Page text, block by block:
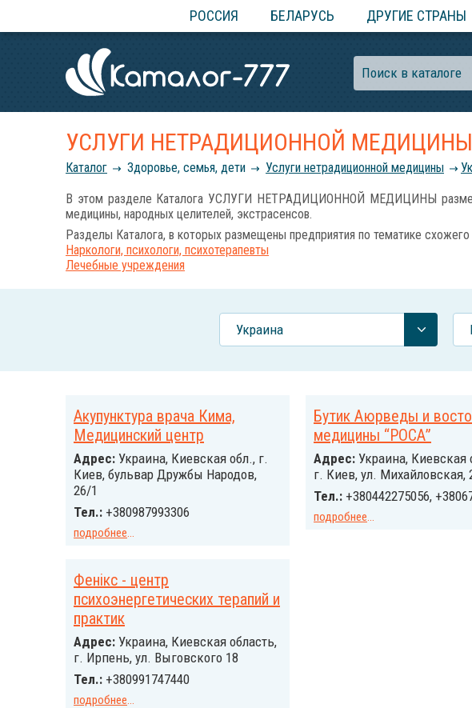
РОССИЯ БЕЛАРУСЬ ДРУГИЕ СТРАНЫ
УСЛУГИ НЕТРАДИЦИОННОЙ МЕДИЦИНЫ
Каталог Здоровье, семья, дети Услуги нетрадиционной медицины
В этом разделе Каталога УСЛУГИ НЕТРАДИЦИОННОЙ МЕДИЦИНЫ
медицины, народных целителей, экстрасенсов.
Разделы Каталога, в которых размещены предприятия по тематике схожего
Наркологи, психологи, психотерапевты
Лечебные учреждения
Украина
Акупунктура врача Кима,
Медицинский центр
Адрес: Украина, Киевская обл., г.
Киев, бульвар Дружбы Народов,
26/1
Тел.: +380987993306
подробнее...
Бутик Аюрведы и
медицины “РОСА”
Адрес: Украина, Киевская
г. Киев, ул. Михайловская,
Тел.: +380442275056,
подробнее...
Фенікс - центр
психоэнергетических терапий и
практик
Адрес: Украинa, Киевская область,
г. Ирпень, ул. Выговского 18
Тел.: +380991747440
подробнее...